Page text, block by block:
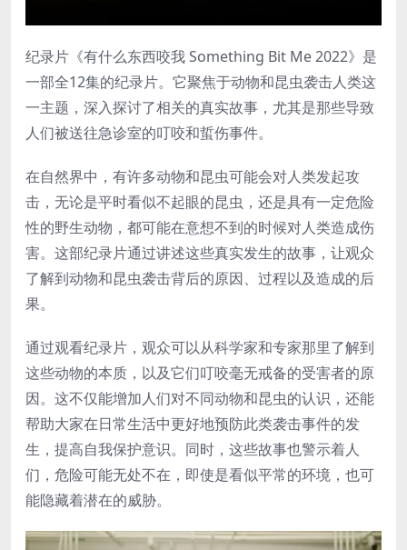
纪录片《有什么东西咬我 Something Bit Me 2022》是
一部全12集的纪录片。它聚焦于动物和昆虫袭击人类这
一主题，深入探讨了相关的真实故事，尤其是那些导致
人们被送往急诊室的叮咬和蜇伤事件。
在自然界中，有许多动物和昆虫可能会对人类发起攻
击，无论是平时看似不起眼的昆虫，还是具有一定危险
性的野生动物，都可能在意想不到的时候对人类造成伤
害。这部纪录片通过讲述这些真实发生的故事，让观众
了解到动物和昆虫袭击背后的原因、过程以及造成的后
果。
通过观看纪录片，观众可以从科学家和专家那里了解到
这些动物的本质，以及它们叮咬毫无戒备的受害者的原
因。这不仅能增加人们对不同动物和昆虫的认识，还能
帮助大家在日常生活中更好地预防此类袭击事件的发
生，提高自我保护意识。同时，这些故事也警示着人
们，危险可能无处不在，即使是看似平常的环境，也可
能隐藏着潜在的威胁。